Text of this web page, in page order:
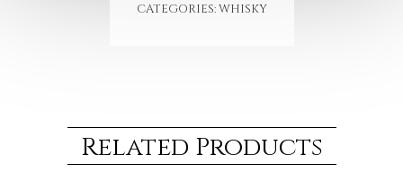
CATEGORIES:WHISKY
Related Products